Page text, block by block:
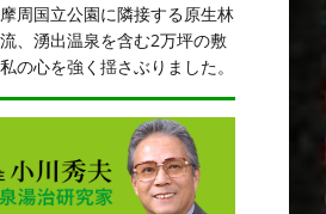
周国立公園に隣接する原生林
、湧出温泉を含む2万坪の敷
の心を強く揺さぶりました。